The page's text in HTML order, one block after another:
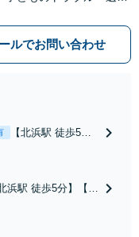
幅広く対応可能。納得の
の第一歩を踏み出せるよ
ポートします。【WEB面
ルでお問い合わせ
【北浜駅 徒歩5
から男女問題ま
浜駅 徒歩5分】【弁